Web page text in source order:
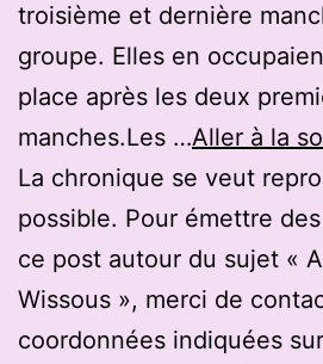
troisième et dernière
groupe. Elles en
place après les deux
manches.Les …Aller à la
La chronique se veut
possible. Pour émettre
ce post autour du sujet «
Wissous », merci de
coordonnées indiquées